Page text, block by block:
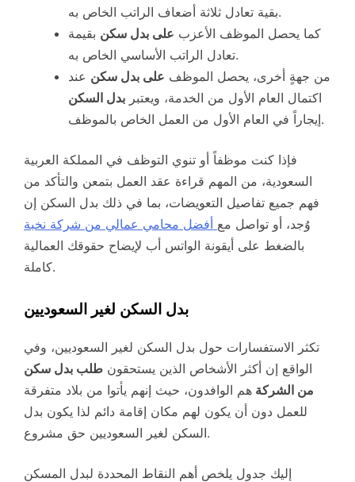
بقية تعادل ثلاثة أضعاف الراتب الخاص به.
كما يحصل الموظف الأعزب على بدل سكن بقيمة
تعادل الراتب الأساسي الخاص به.
من جهةٍ أخرى، يحصل الموظف على بدل سكن عند
اكتمال العام الأول من الخدمة، ويعتبر بدل السكن
إيجاراً في العام الأول من العمل الخاص بالموظف.
فإذا كنت موظفاً أو تنوي التوظف في المملكة العربية
السعودية، من المهم قراءة عقد العمل بتمعن والتأكد من
فهم جميع تفاصيل التعويضات، بما في ذلك بدل السكن إن
وُجد، أو تواصل مع أفضل محامي عمالي من شركة نخبة
بالضغط على أيقونة الواتس أب لإيضاح حقوقك العمالية
كاملة.
بدل السكن لغير السعوديين
تكثر الاستفسارات حول بدل السكن لغير السعوديين، وفي
الواقع إن أكثر الأشخاص الذين يستحقون طلب بدل سكن
من الشركة هم الوافدون، حيث إنهم يأتوا من بلاد متفرقة
للعمل دون أن يكون لهم مكان إقامة دائم لذا يكون بدل
السكن لغير السعوديين حق مشروع.
إليك جدول يلخص أهم النقاط المحددة لبدل المسكن